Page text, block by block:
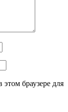
браузере для